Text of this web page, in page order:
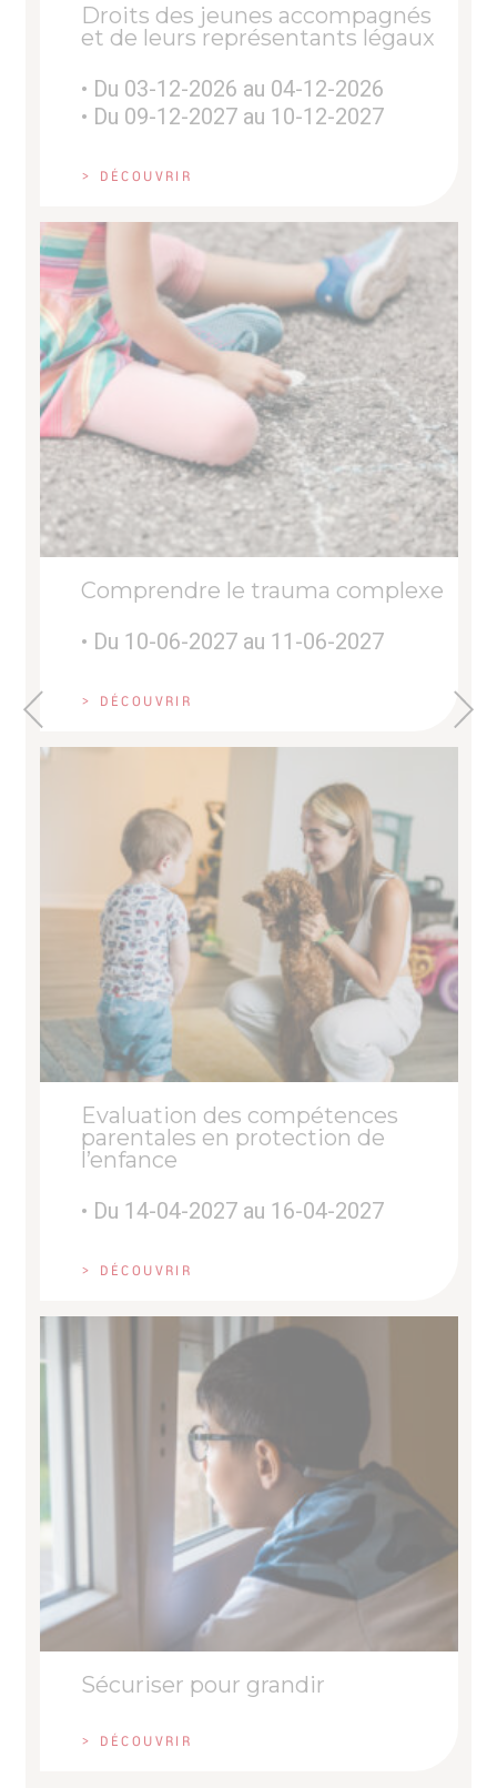
Droits des jeunes accompagnés
et de leurs représentants légaux
• Du 03-12-2026 au 04-12-2026
• Du 09-12-2027 au 10-12-2027
> DÉCOUVRIR
Comprendre le trauma complexe
• Du 10-06-2027 au 11-06-2027
> DÉCOUVRIR
Evaluation des compétences
parentales en protection de
l’enfance
• Du 14-04-2027 au 16-04-2027
> DÉCOUVRIR
Sécuriser pour grandir
> DÉCOUVRIR